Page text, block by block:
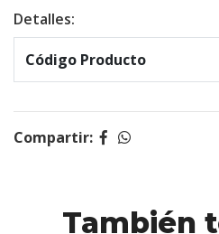
Detalles:
Código Producto
Compartir:
También